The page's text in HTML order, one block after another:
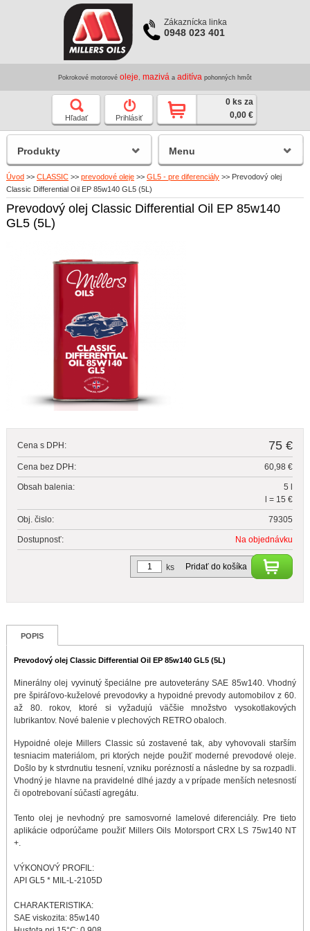
Zákaznícka linka
0948 023 401
Pokrokové motorové oleje mazivá a aditíva pohonných hmôt
Hľadať Prihlásiť
0 ks za
0,00 €
Úvod >> CLASSIC >> prevodové oleje >> GL5 - pre diferenciály >> Prevodový olej
Classic Differential Oil EP 85w140 GL5 (5L)
Prevodový olej Classic Differential Oil EP 85w140
GL5 (5L)
Cena s DPH: 75 €
Cena bez DPH: 60,98 €
Obsah balenia:
5 l
l = 15 €
Obj. čislo: 79305
Dostupnosť: Na objednávku
Pridať do košíka
ks
POPIS
Prevodový olej Classic Differential Oil EP 85w140 GL5 (5L)
Minerálny olej vyvinutý špeciálne pre autoveterány SAE 85w140. Vhodný
pre špiráľovo-kuželové prevodovky a hypoidné prevody automobilov z 60.
až 80. rokov, ktoré si vyžadujú väčšie množstvo vysokotlakových
lubrikantov. Nové balenie v plechových RETRO obaloch.
Hypoidné oleje Millers Classic sú zostavené tak, aby vyhovovali starším
tesniacim materiálom, pri ktorých nejde použiť moderné prevodové oleje.
Došlo by k stvrdnutiu tesnení, vzniku porézností a následne by sa rozpadli.
Vhodný je hlavne na pravidelné dlhé jazdy a v prípade menších netesností
či opotrebovaní súčastí agregátu.
Tento olej je nevhodný pre samosvorné lamelové diferenciály. Pre tieto
aplikácie odporúčame použiť Millers Oils Motorsport CRX LS 75w140 NT
+.
VÝKONOVÝ PROFIL:
API GL5 * MIL-L-2105D
CHARAKTERISTIKA:
SAE viskozita: 85w140
Produkty Menu